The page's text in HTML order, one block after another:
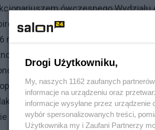
ówczesnego
ceniony przez
był jego drugim dniem służby jako
innym. Do udziału w interwencji
podejrzaną paczkę, zgłosił się na
Gdy wykonywał kolejne zdjęcie
odniósł ciężkie rany, zmarł kilka
został awansowany na stopień
Drogi Użytkowniku,
My, naszych 1162 zaufanych
informacje na urządzeniu oraz
informacje wysyłane przez
wybór spersonalizowanych treści,
Użytkownika my i Zaufani Partnerzy